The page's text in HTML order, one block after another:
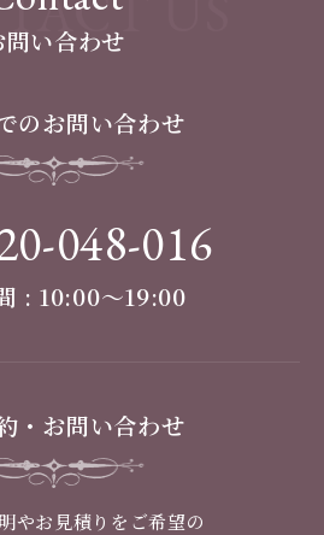
問い合わせ
のお問い合わせ
048-016
: 10:00〜19:00
・お問い合わせ
やお見積りをご希望の